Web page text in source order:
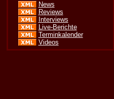
News
Reviews
Interviews
Live-Berichte
Terminkalender
Videos